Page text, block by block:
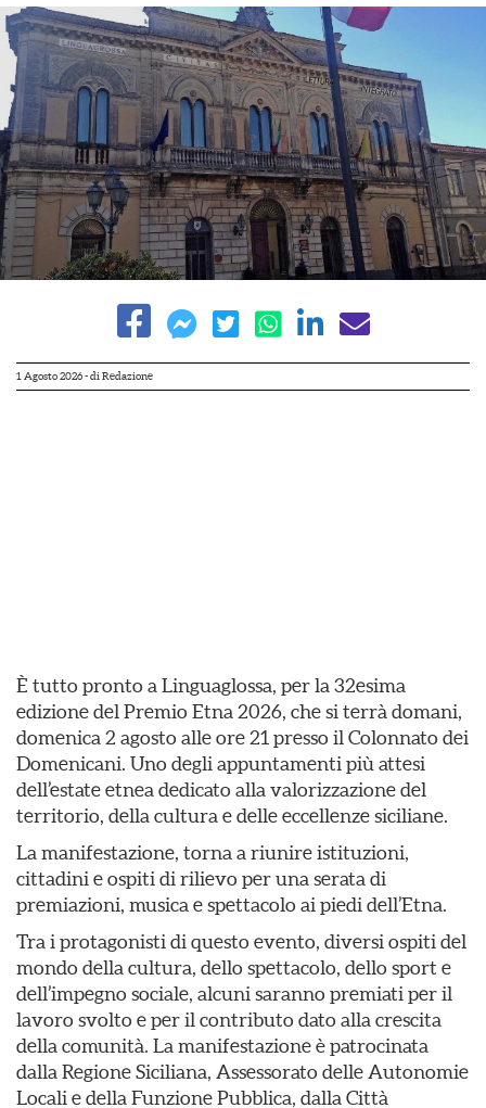
1 Agosto 2026- di Redazione
È tutto pronto a Linguaglossa, per la 32esima
edizione del Premio Etna 2026, che si terrà domani,
domenica 2 agosto alle ore 21 presso il Colonnato dei
Domenicani. Uno degli appuntamenti più attesi
dell’estate etnea dedicato alla valorizzazione del
territorio, della cultura e delle eccellenze siciliane.
La manifestazione, torna a riunire istituzioni,
cittadini e ospiti di rilievo per una serata di
premiazioni, musica e spettacolo ai piedi dell’Etna.
Tra i protagonisti di questo evento, diversi ospiti del
mondo della cultura, dello spettacolo, dello sport e
dell’impegno sociale, alcuni saranno premiati per il
lavoro svolto e per il contributo dato alla crescita
della comunità. La manifestazione è patrocinata
dalla Regione Siciliana, Assessorato delle Autonomie
Locali e della Funzione Pubblica, dalla Città